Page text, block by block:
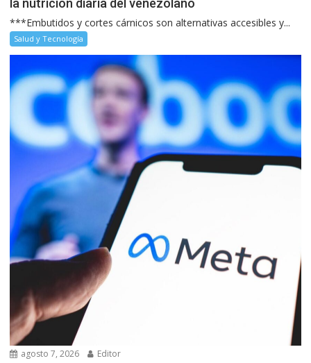
***Embutidos y cortes cárnicos son alternativas accesibles y...
Salud y Tecnología
agosto 7, 2026 Editor